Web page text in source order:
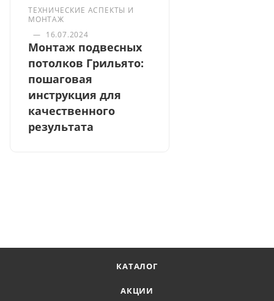
ТЕХНИЧЕСКИЕ АСПЕКТЫ И
МОНТАЖ
— 16.07.2024
Монтаж подвесных
потолков Грильято:
пошаговая
инструкция для
качественного
результата
КАТАЛОГ
АКЦИИ